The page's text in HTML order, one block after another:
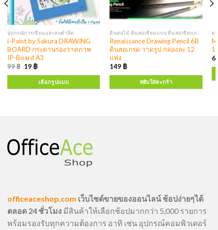
อุปกรณ์การเขียนและลบคำผิด
i-Paint by Sakura DRAWING
BOARD กระดานรองวาดภาพ
IP-Board A3
99฿ 19 ฿
เลือกรูปแบบ
Renaissance Drawing Pencil 6B
ดินสอเกรด วาดรูป กล่องละ 12
แท่ง
149 ฿
หยิบใส่ตะกร้า
ต
officeaceshop.com เว็บไซต์ขายของออนไลน์ ช้อปง่ายๆได้
ตลอด 24 ชั่วโมง มีสินค้าให้เลือกช้อปมากกว่า 5,000 รายการ
พร้อมรองรับทุกความต้องการ อาทิ เช่น อุปกรณ์คอมพิวเตอร์